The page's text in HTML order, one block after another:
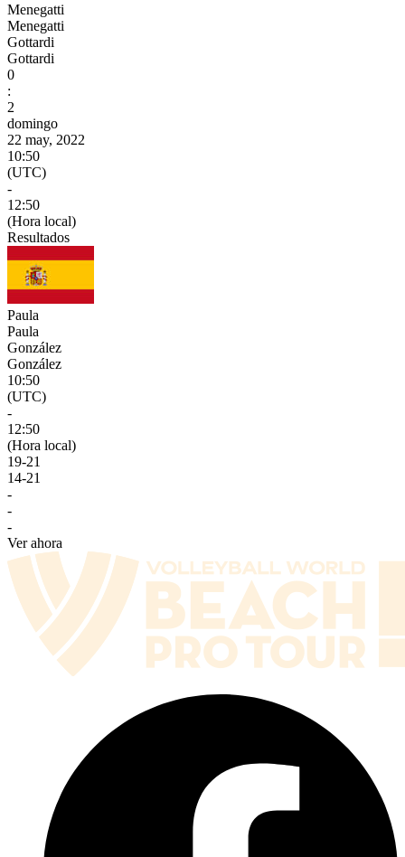
Menegatti
Menegatti
Gottardi
Gottardi
0
:
2
domingo
22 may, 2022
10:50
(UTC)
-
12:50
(Hora local)
Resultados
Paula
Paula
González
González
10:50
(UTC)
-
12:50
(Hora local)
19-21
14-21
-
-
-
Ver ahora